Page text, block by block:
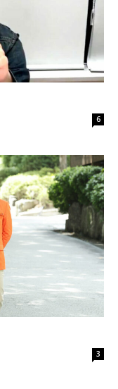
6
3